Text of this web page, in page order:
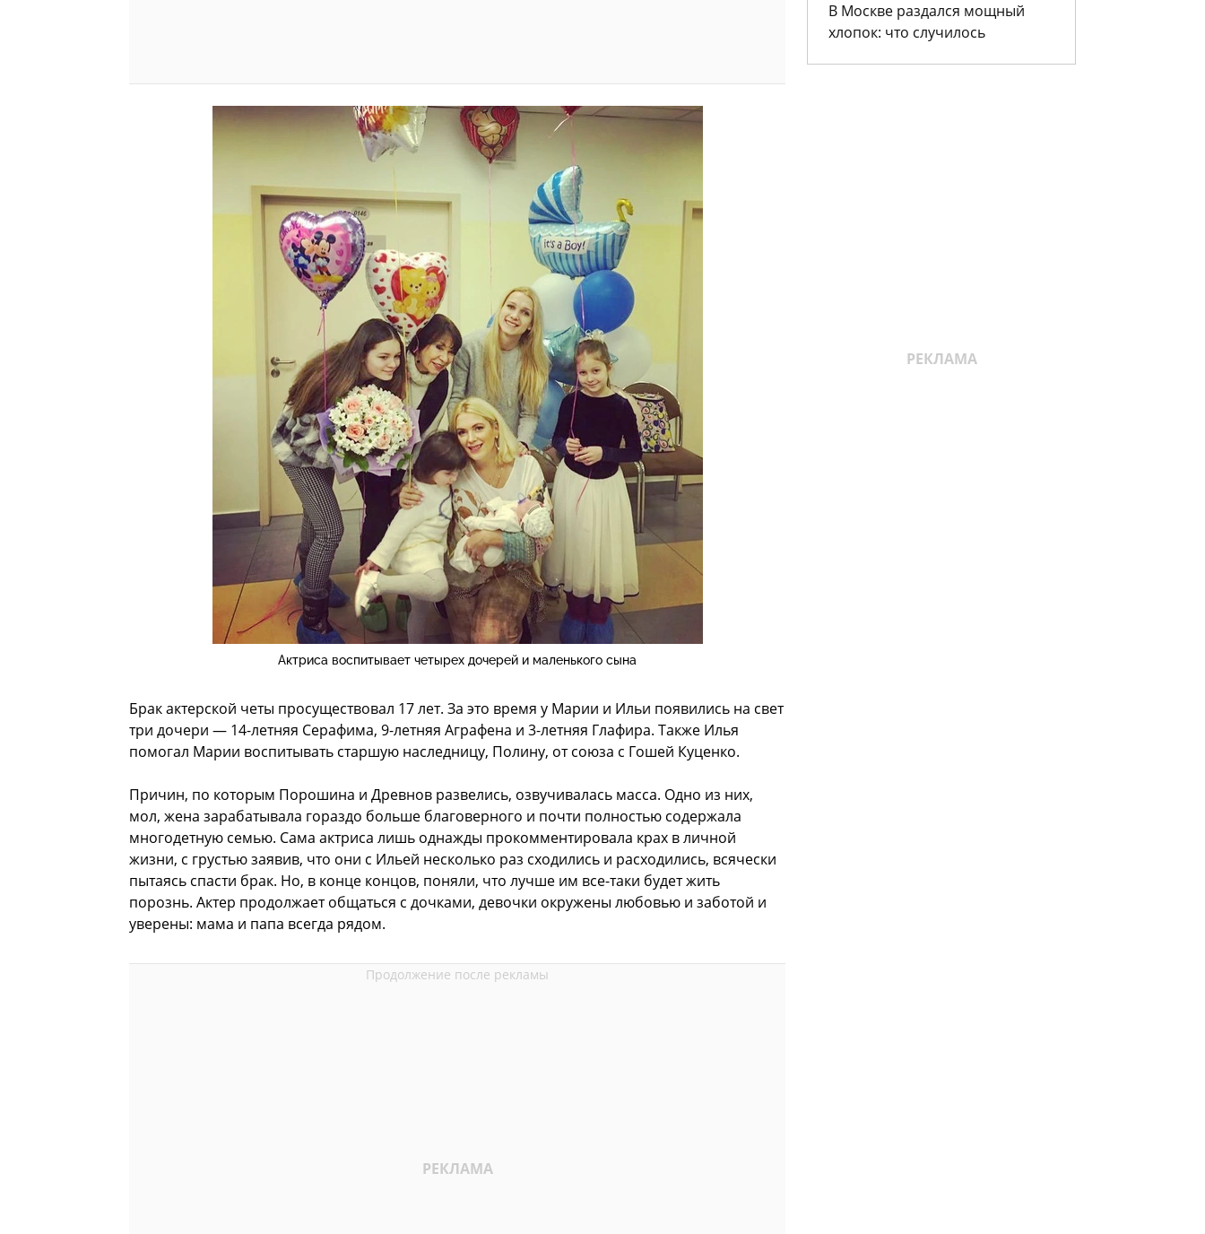
Актриса воспитывает четырех дочерей и маленького сына
Брак актерской четы просуществовал 17 лет. За это время у Марии и Ильи появились на свет
три дочери — 14-летняя Серафима, 9-летняя Аграфена и 3-летняя Глафира. Также Илья
помогал Марии воспитывать старшую наследницу, Полину, от союза с Гошей Куценко.
Причин, по которым Порошина и Древнов развелись, озвучивалась масса. Одно из них,
мол, жена зарабатывала гораздо больше благоверного и почти полностью содержала
многодетную семью. Сама актриса лишь однажды прокомментировала крах в личной
жизни, с грустью заявив, что они с Ильей несколько раз сходились и расходились, всячески
пытаясь спасти брак. Но, в конце концов, поняли, что лучше им все-таки будет жить
порознь. Актер продолжает общаться с дочками, девочки окружены любовью и заботой и
уверены: мама и папа всегда рядом.
В Москве раздался мощный
хлопок: что случилось